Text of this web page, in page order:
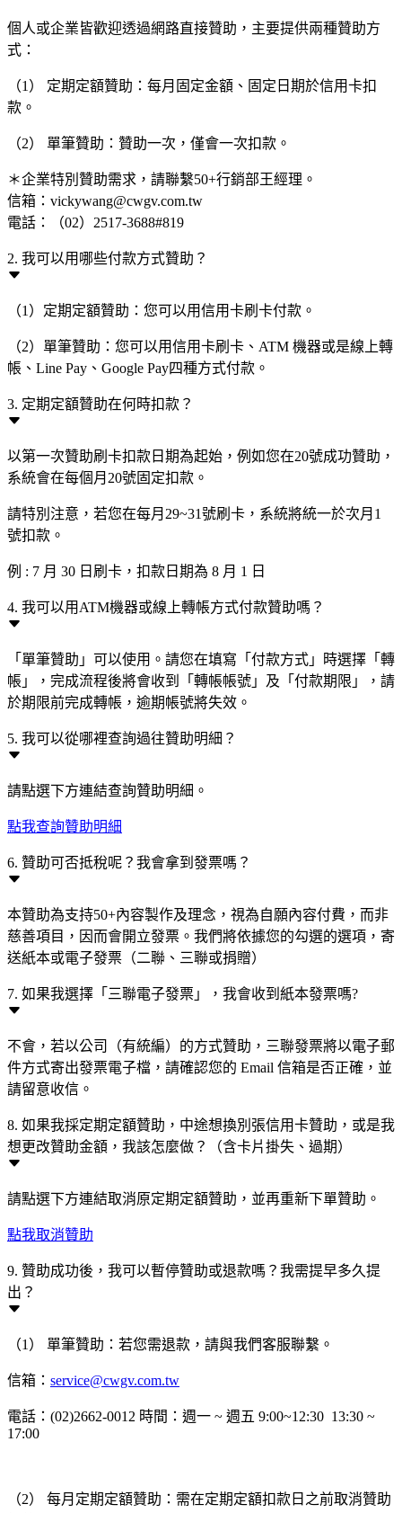
個人或企業皆歡迎透過網路直接贊助，主要提供兩種贊助方
式：
（1） 定期定額贊助：每月固定金額、固定日期於信用卡扣
款。
（2） 單筆贊助：贊助一次，僅會一次扣款。
＊企業特別贊助需求，請聯繫50+行銷部王經理。
信箱：vickywang@cwgv.com.tw
電話：（02）2517-3688#819
2. 我可以用哪些付款方式贊助？
（1）定期定額贊助：您可以用信用卡刷卡付款。
（2）單筆贊助：您可以用信用卡刷卡、ATM 機器或是線上轉
帳、Line Pay、Google Pay四種方式付款。
3. 定期定額贊助在何時扣款？
以第一次贊助刷卡扣款日期為起始，例如您在20號成功贊助，
系統會在每個月20號固定扣款。
請特別注意，若您在每月29~31號刷卡，系統將統一於次月1
號扣款。
例 : 7 月 30 日刷卡，扣款日期為 8 月 1 日
4. 我可以用ATM機器或線上轉帳方式付款贊助嗎？
「單筆贊助」可以使用。請您在填寫「付款方式」時選擇「轉
帳」，完成流程後將會收到「轉帳帳號」及「付款期限」，請
於期限前完成轉帳，逾期帳號將失效。
5. 我可以從哪裡查詢過往贊助明細？
請點選下方連結查詢贊助明細。
點我查詢贊助明細
6. 贊助可否抵稅呢？我會拿到發票嗎？
本贊助為支持50+內容製作及理念，視為自願內容付費，而非
慈善項目，因而會開立發票。我們將依據您的勾選的選項，寄
送紙本或電子發票（二聯、三聯或捐贈）
7. 如果我選擇「三聯電子發票」，我會收到紙本發票嗎?
不會，若以公司（有統編）的方式贊助，三聯發票將以電子郵
件方式寄出發票電子檔，請確認您的 Email 信箱是否正確，並
請留意收信。
8. 如果我採定期定額贊助，中途想換別張信用卡贊助，或是我
想更改贊助金額，我該怎麼做？（含卡片掛失、過期）
請點選下方連結取消原定期定額贊助，並再重新下單贊助。
點我取消贊助
9. 贊助成功後，我可以暫停贊助或退款嗎？我需提早多久提
出？
（1） 單筆贊助：若您需退款，請與我們客服聯繫。
信箱： service@cwgv.com.tw
電話：(02)2662-0012 時間：週一 ~ 週五 9:00~12:30 13:30 ~
17:00
（2） 每月定期定額贊助：需在定期定額扣款日之前取消贊助